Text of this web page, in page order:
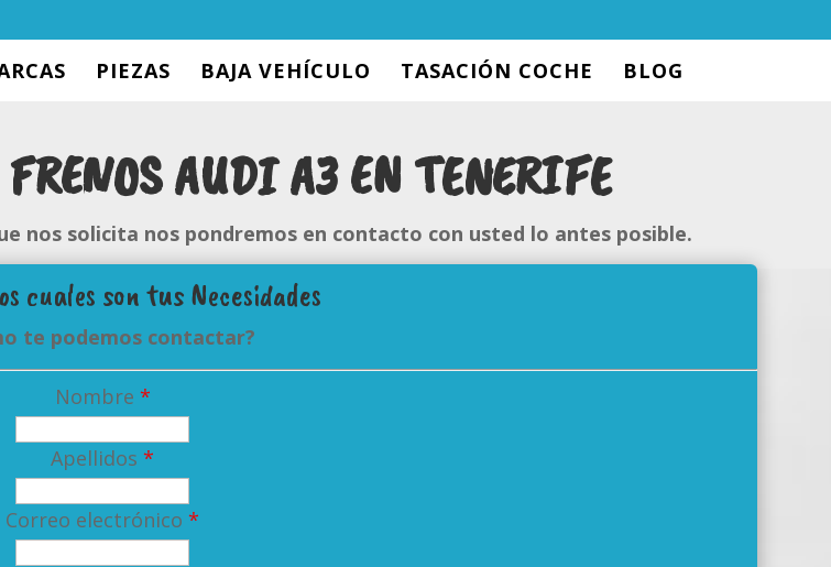
PIEZAS BAJA VEHÍCULO TASACIÓN COCHE BLOG
AUDI A3 EN TENERIFE
nos solicita nos pondremos en contacto con usted lo antes posible.
cuales son tus Necesidades
te podemos contactar?
Nombre *
Apellidos *
Correo electrónico *